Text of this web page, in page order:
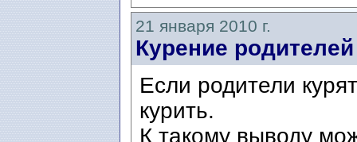
21 января 2010 г.
Курение
Если родители
курить.
К такому выводу